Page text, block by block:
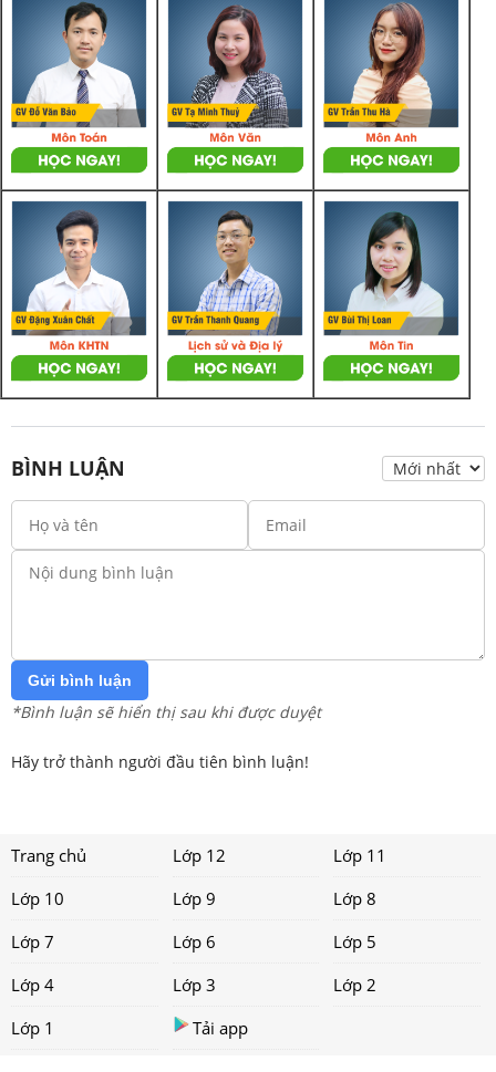
BÌNH LUẬN
Gửi bình luận
*Bình luận sẽ hiển thị sau khi được duyệt
Hãy trở thành người đầu tiên bình luận!
Trang chủ Lớp 12
Lớp 11
Lớp 10
Lớp 9
Lớp 8
Lớp 7
Lớp 6
Lớp 5
Lớp 4
Lớp 3
Lớp 2
Lớp 1
Tải app